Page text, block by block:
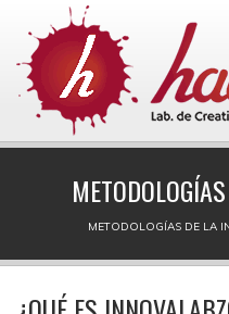
METODOLOGÍAS DE LA